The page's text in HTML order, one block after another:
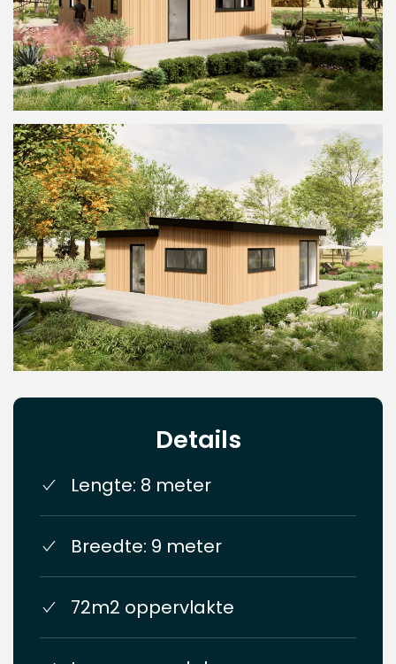
Details
Lengte: 8 meter
Breedte: 9 meter
72m2 oppervlakte